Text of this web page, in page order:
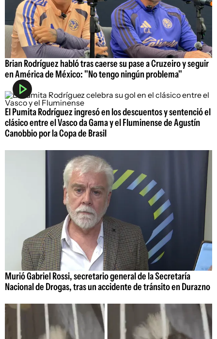
Brian Rodríguez habló tras caerse su pase a Cruzeiro y seguir
en América de México: "No tengo ningún problema"
El Pumita Rodríguez ingresó en los descuentos y sentenció el
clásico entre el Vasco da Gama y el Fluminense de Agustín
Canobbio por la Copa de Brasil
Murió Gabriel Rossi, secretario general de la Secretaría
Nacional de Drogas, tras un accidente de tránsito en Durazno